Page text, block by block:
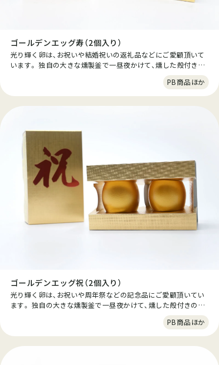
ゴールデンエッグ寿（2個入り）
光り輝く卵は、お祝いや結婚祝いの返礼品などにご愛顧頂いて
います。 独自の大きな燻製釜で一昼夜かけて、燻した殻付きの
燻製たまごです。この一昼夜と言うのは短すぎても旨味が出な
く、長すぎても味が抜けるといいう絶妙なタイミングで仕上げ
ています。良質なたんぱく質、ビタミン、ミネラル、鉄などの栄
養価の優れた商品です。殻をむくと出てくるのは、スモークの
ます。 ※ジャパンフードセレクション金賞受賞。
PB商品ほか
ゴールデンエッグ祝（2個入り）
光り輝く卵は、お祝いや周年祭などの記念品にご愛顧頂いてい
ます。 独自の大きな燻製釜で一昼夜かけて、燻した殻付きの燻
製たまごです。この一昼夜と言うのは短すぎても旨味が出な
く、長すぎても味が抜けるといいう絶妙なタイミングで仕上げ
ています。良質なたんぱく質、ビタミン、ミネラル、鉄などの栄
養価の優れた商品です。殻をむくと出てくるのは、スモークの
PB商品ほか